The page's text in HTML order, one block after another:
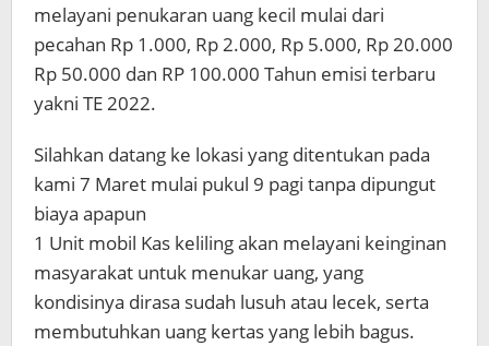
melayani penukaran uang kecil mulai dari
pecahan Rp 1.000, Rp 2.000, Rp 5.000, Rp 20.000
Rp 50.000 dan RP 100.000 Tahun emisi terbaru
yakni TE 2022.
Silahkan datang ke lokasi yang ditentukan pada
kami 7 Maret mulai pukul 9 pagi tanpa dipungut
biaya apapun
1 Unit mobil Kas keliling akan melayani keinginan
masyarakat untuk menukar uang, yang
kondisinya dirasa sudah lusuh atau lecek, serta
membutuhkan uang kertas yang lebih bagus.